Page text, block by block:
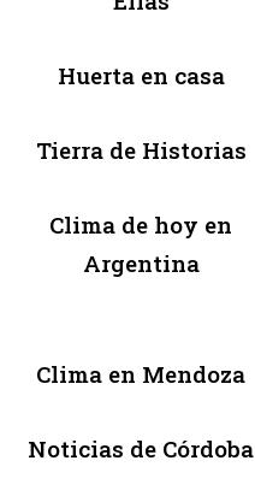
Huerta en casa
Tierra de Historias
Clima de hoy en
Argentina
Clima en Mendoza
Noticias de Córdoba